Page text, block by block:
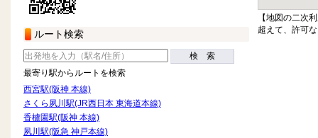
ルート検索
検 索
最寄り駅からルートを検索
西宮駅(阪神 本線)
さくら夙川駅(JR西日本 東海道本線)
香櫨園駅(阪神 本線)
夙川駅(阪急 神戸本線)
【地図の二次
超えて、許可